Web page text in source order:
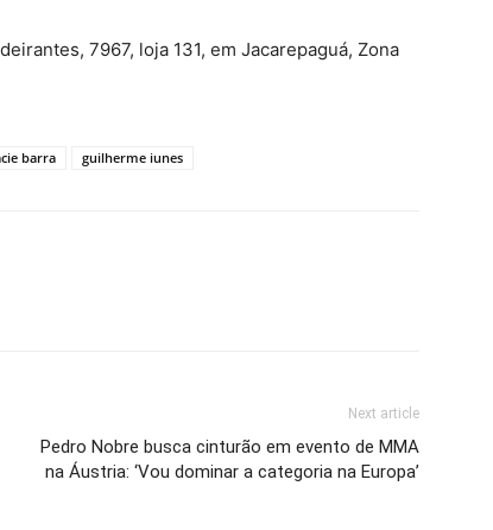
7967, loja 131, em Jacarepaguá, Zona
barra guilherme iunes
Next article
Pedro Nobre busca cinturão em evento de MMA
na Áustria: ‘Vou dominar a categoria na Europa’